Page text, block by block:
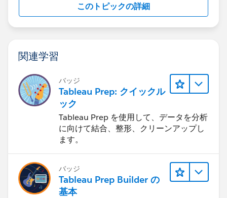
このトピックの詳細
関連学習
バッジ
Tableau Prep: クイックル
ック
Tableau Prep を使用して、データを分析
に向けて結合、整形、クリーンアップし
ます。
バッジ
Tableau Prep Builder の
基本